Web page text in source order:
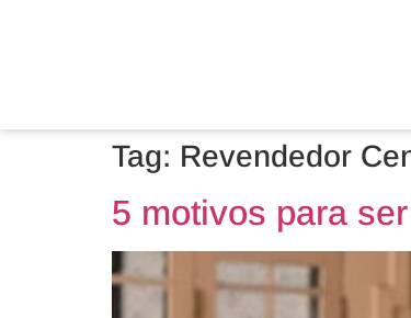
Tag: Revendedor
5 motivos para